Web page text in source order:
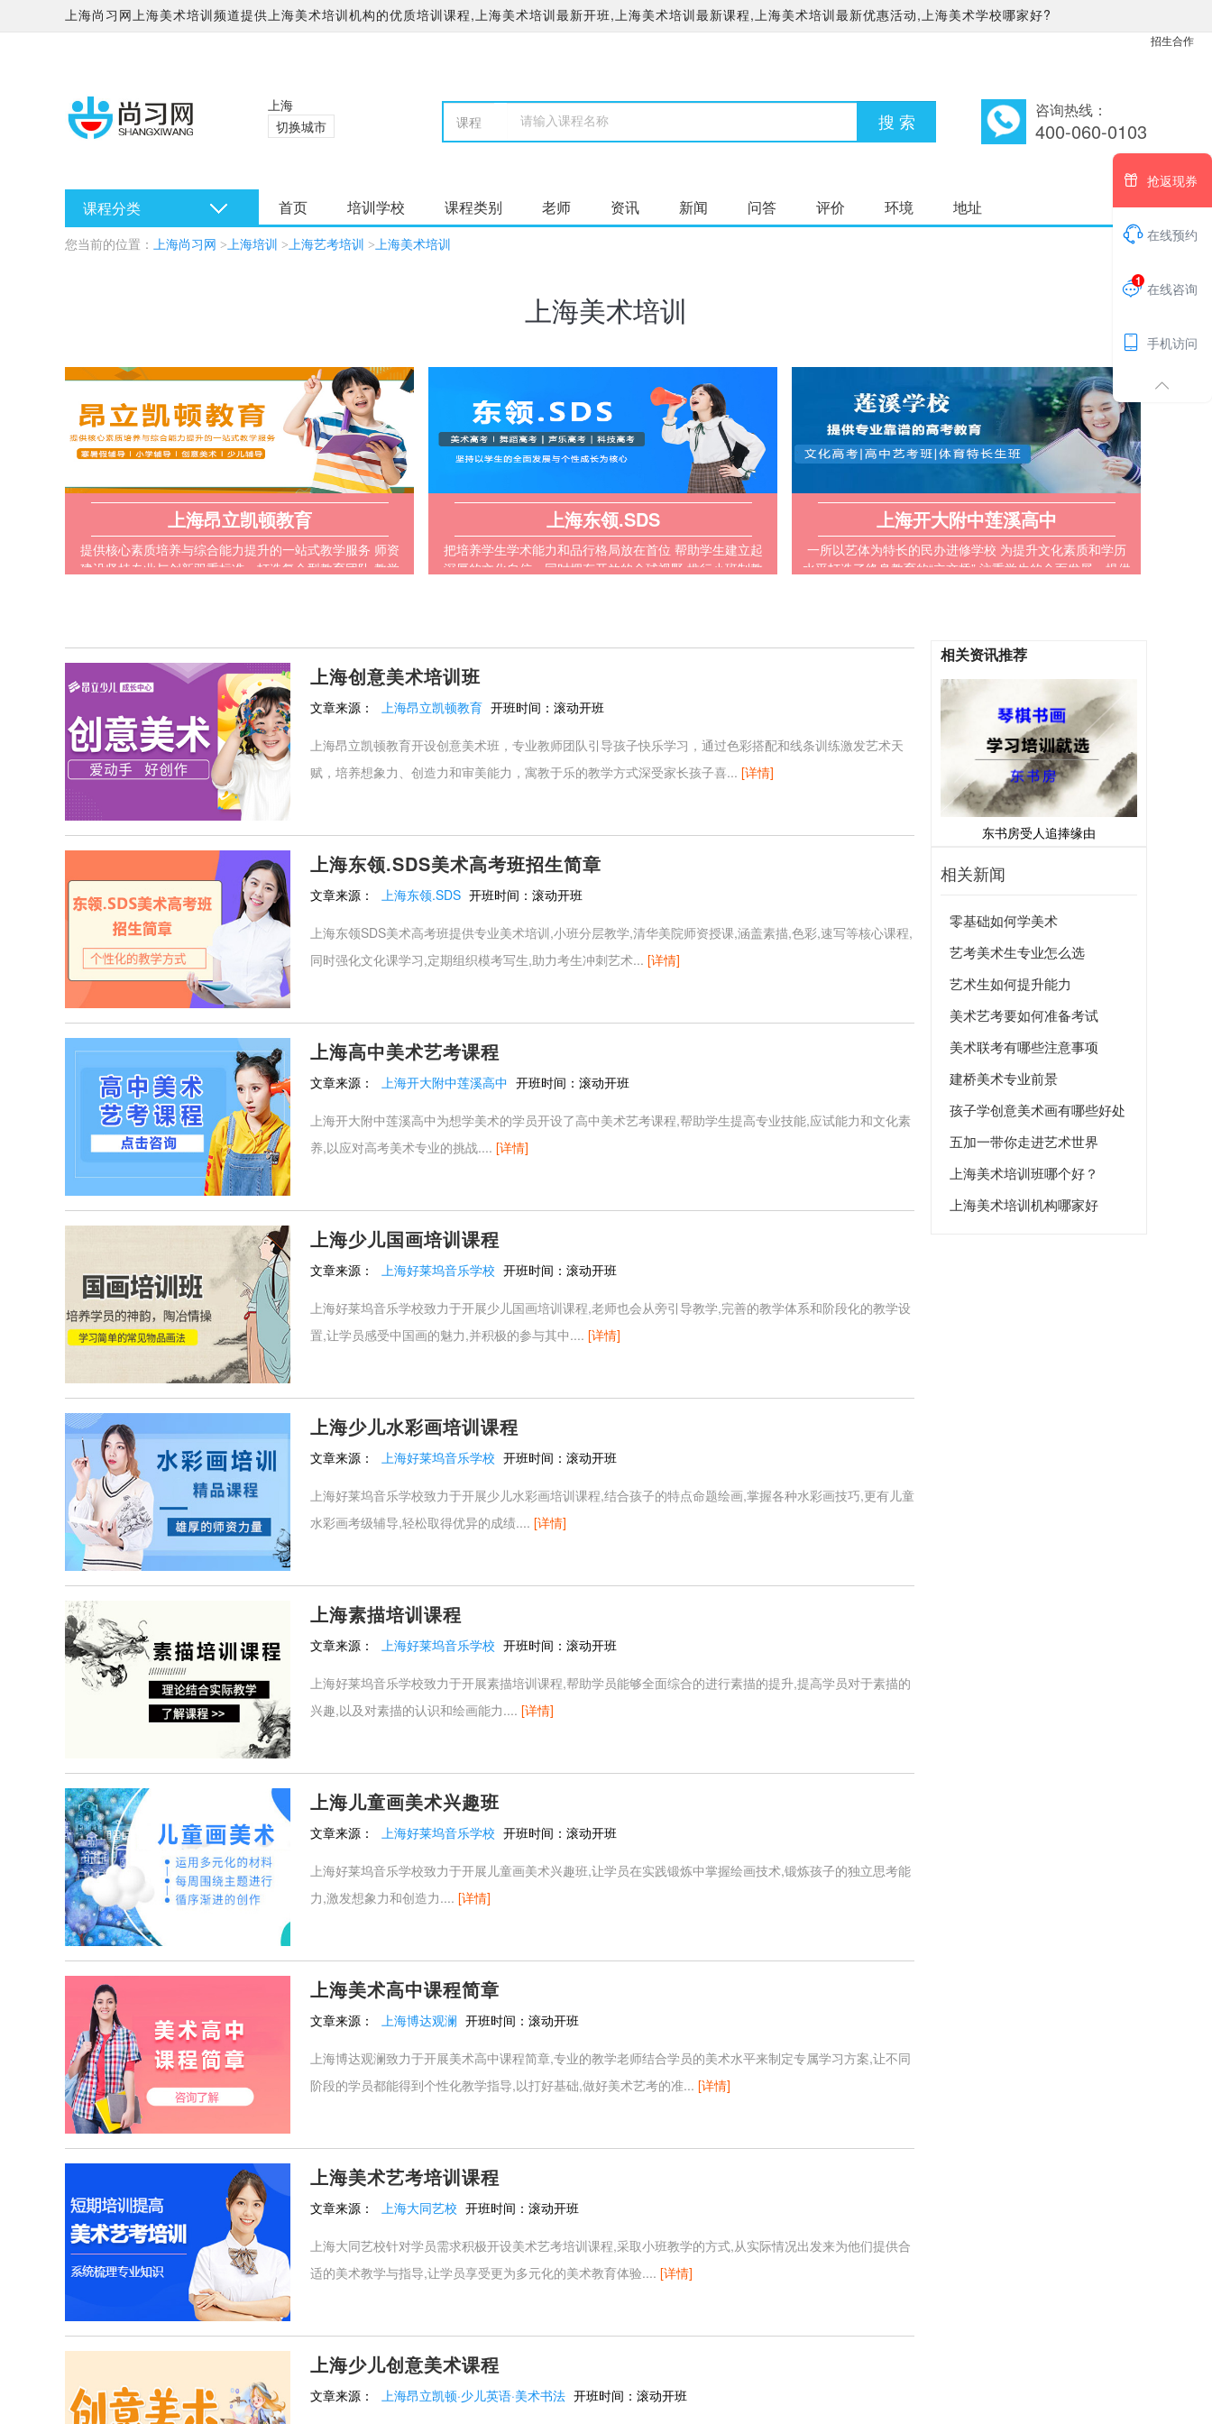
上海尚习网上海美术培训频道提供上海美术培训机构的优质培训课程,上海美术培训最新开班,上海美术培训最新课程,上海美术培训最新优惠活动,上海美术学校哪家好?
招生合作
上海
切换城市
咨询热线：
400-060-0103
课程分类 首页 培训学校 课程类别 老师 资讯 新闻 问答 评价 环境 地址
您当前的位置： 上海尚习网 >上海培训 >上海艺考培训 >上海美术培训
上海美术培训
上海昂立凯顿教育
提供核心素质培养与综合能力提升的一站式教学服务 师资
建设坚持专业与创新双重标准，打造复合型教育团队 教学
上海东领.SDS
把培养学生学术能力和品行格局放在首位 帮助学生建立起
深厚的文化自信，同时拥有开放的全球视野 推行小班制教
上海开大附中莲溪高中
一所以艺体为特长的民办进修学校 为提升文化素质和学历
水平打造了终身教育的“立交桥” 注重学生的全面发展，提供
上海创意美术培训班
文章来源： 上海昂立凯顿教育 开班时间： 滚动开班
上海昂立凯顿教育开设创意美术班，专业教师团队引导孩子快乐学习，通过色彩搭配和线条训练激发艺术天
赋，培养想象力、创造力和审美能力，寓教于乐的教学方式深受家长孩子喜... [详情]
上海东领.SDS美术高考班招生简章
文章来源： 上海东领.SDS 开班时间： 滚动开班
上海东领SDS美术高考班提供专业美术培训,小班分层教学,清华美院师资授课,涵盖素描,色彩,速写等核心课程,
同时强化文化课学习,定期组织模考写生,助力考生冲刺艺术... [详情]
上海高中美术艺考课程
文章来源： 上海开大附中莲溪高中 开班时间： 滚动开班
上海开大附中莲溪高中为想学美术的学员开设了高中美术艺考课程,帮助学生提高专业技能,应试能力和文化素
养,以应对高考美术专业的挑战.... [详情]
上海少儿国画培训课程
文章来源： 上海好莱坞音乐学校 开班时间： 滚动开班
上海好莱坞音乐学校致力于开展少儿国画培训课程,老师也会从旁引导教学,完善的教学体系和阶段化的教学设
置,让学员感受中国画的魅力,并积极的参与其中.... [详情]
上海少儿水彩画培训课程
文章来源： 上海好莱坞音乐学校 开班时间： 滚动开班
上海好莱坞音乐学校致力于开展少儿水彩画培训课程,结合孩子的特点命题绘画,掌握各种水彩画技巧,更有儿童
水彩画考级辅导,轻松取得优异的成绩.... [详情]
上海素描培训课程
文章来源： 上海好莱坞音乐学校 开班时间： 滚动开班
上海好莱坞音乐学校致力于开展素描培训课程,帮助学员能够全面综合的进行素描的提升,提高学员对于素描的
兴趣,以及对素描的认识和绘画能力.... [详情]
上海儿童画美术兴趣班
文章来源： 上海好莱坞音乐学校 开班时间： 滚动开班
上海好莱坞音乐学校致力于开展儿童画美术兴趣班,让学员在实践锻炼中掌握绘画技术,锻炼孩子的独立思考能
力,激发想象力和创造力.... [详情]
上海美术高中课程简章
文章来源： 上海博达观澜 开班时间： 滚动开班
上海博达观澜致力于开展美术高中课程简章,专业的教学老师结合学员的美术水平来制定专属学习方案,让不同
阶段的学员都能得到个性化教学指导,以打好基础,做好美术艺考的准... [详情]
上海美术艺考培训课程
文章来源： 上海大同艺校 开班时间： 滚动开班
上海大同艺校针对学员需求积极开设美术艺考培训课程,采取小班教学的方式,从实际情况出发来为他们提供合
适的美术教学与指导,让学员享受更为多元化的美术教育体验.... [详情]
上海少儿创意美术课程
文章来源： 上海昂立凯顿·少儿英语·美术书法 开班时间： 滚动开班
相关资讯推荐
东书房受人追捧缘由
相关新闻
零基础如何学美术
艺考美术生专业怎么选
艺术生如何提升能力
美术艺考要如何准备考试
美术联考有哪些注意事项
建桥美术专业前景
孩子学创意美术画有哪些好处
五加一带你走进艺术世界
上海美术培训班哪个好？
上海美术培训机构哪家好
 抢返现券
 在线预约

1 在线咨询
 手机访问